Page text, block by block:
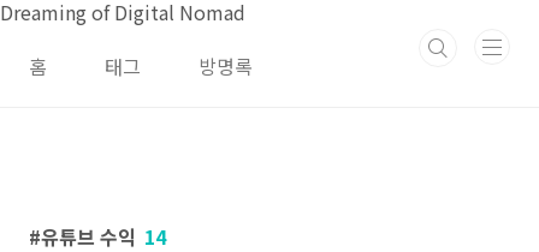
본문 바로가기
Dreaming of Digital Nomad
홈
태그 방명록
유튜브 수익 14